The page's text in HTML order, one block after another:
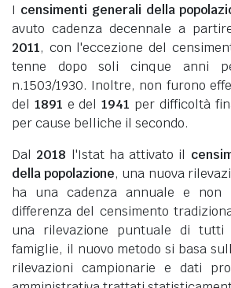
I censimenti generali della
avuto cadenza decennale a
2011, con l'eccezione del
tenne dopo soli cinque anni
n.1503/1930. Inoltre, non furono
del 1891 e del1941 per difficoltà
per cause belliche il secondo.
Dal 2018 l'Istat ha attivato il
della popolazione, una nuova
ha una cadenza annuale e non
differenza del censimento
una rilevazione puntuale di
famiglie, il nuovo metodo si basa
rilevazioni campionarie e dati